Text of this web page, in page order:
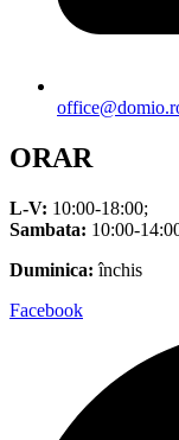
ORAR
L-V: 10:00-18:00;
Sambata: 10:00-
Duminica: închis
Facebook